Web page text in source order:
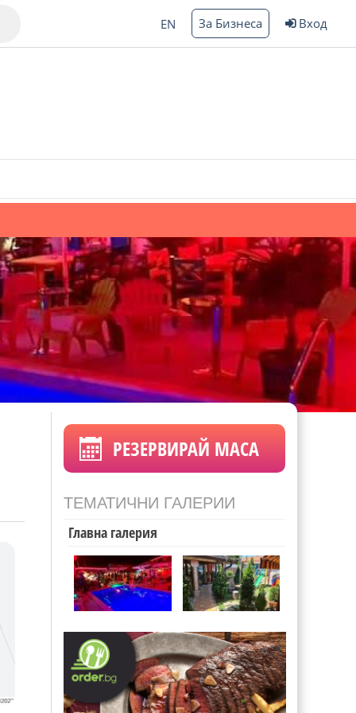
EN За Бизнеса Вход
РЕЗЕРВИРАЙ МАСА
ТЕМАТИЧНИ ГАЛЕРИИ
Главна галерия